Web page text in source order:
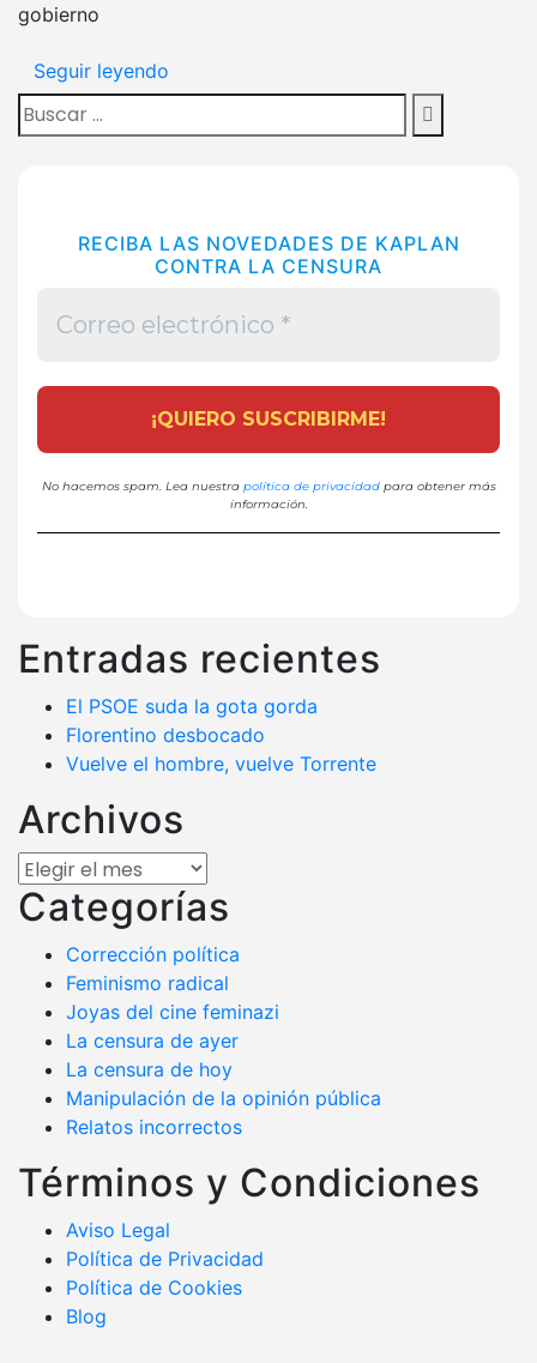
gobierno
Seguir leyendo
Buscar:
Buscar
RECIBA LAS NOVEDADES DE KAPLAN
CONTRA LA CENSURA
No hacemos spam. Lea nuestra política de privacidadpara obtener más
información.
Entradas recientes
El PSOE suda la gota gorda
Florentino desbocado
Vuelve el hombre, vuelve Torrente
Archivos
Archivos
Categorías
Corrección política
Feminismo radical
Joyas del cine feminazi
La censura de ayer
La censura de hoy
Manipulación de la opinión pública
Relatos incorrectos
Términos y Condiciones
Aviso Legal
Política de Privacidad
Política de Cookies
Blog